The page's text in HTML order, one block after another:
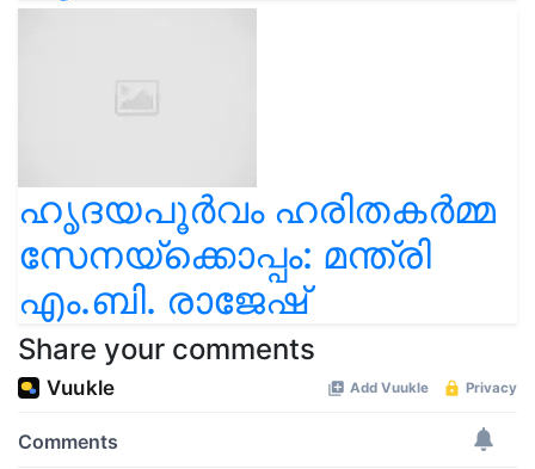
ഹൃദയപൂർവം ഹരിതകർമ്മ
സേനയ്‌ക്കൊപ്പം: മന്ത്രി
എം.ബി. രാജേഷ്
Share your comments